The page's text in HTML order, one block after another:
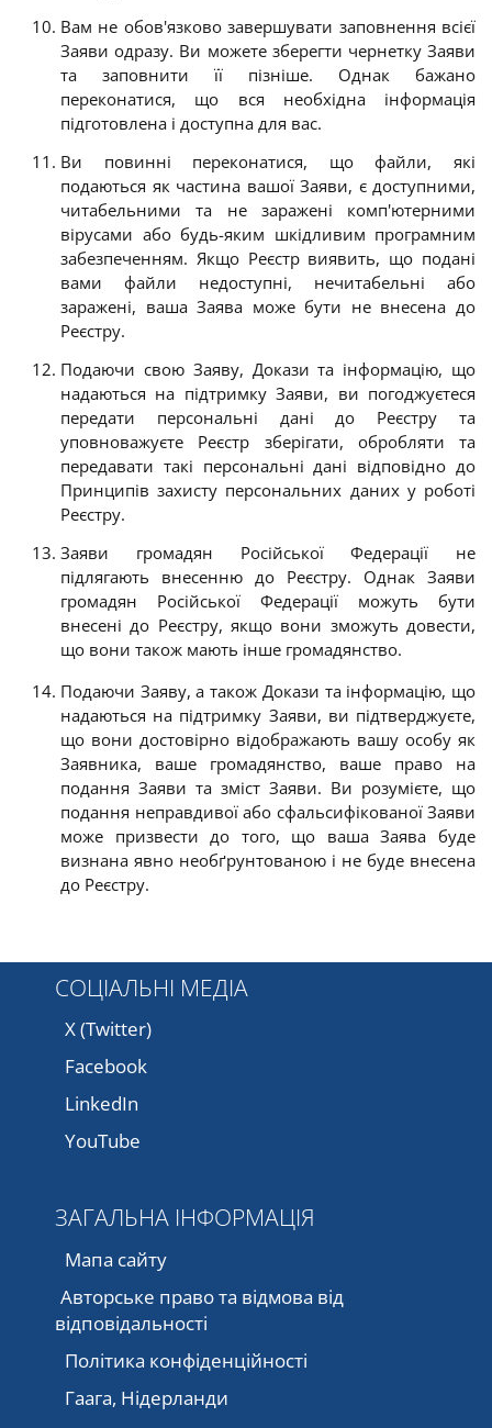
Вам не обов'язково завершувати заповнення всієї
Заяви одразу. Ви можете зберегти чернетку Заяви
та заповнити її пізніше. Однак бажано
переконатися, що вся необхідна інформація
підготовлена і доступна для вас.
Ви повинні переконатися, що файли, які
подаються як частина вашої Заяви, є доступними,
читабельними та не заражені комп'ютерними
вірусами або будь-яким шкідливим програмним
забезпеченням. Якщо Реєстр виявить, що подані
вами файли недоступні, нечитабельні або
заражені, ваша Заява може бути не внесена до
Реєстру.
Подаючи свою Заяву, Докази та інформацію, що
надаються на підтримку Заяви, ви погоджуєтеся
передати персональні дані до Реєстру та
уповноважуєте Реєстр зберігати, обробляти та
передавати такі персональні дані відповідно до
Принципів захисту персональних даних у роботі
Реєстру.
Заяви громадян Російської Федерації не
підлягають внесенню до Реєстру. Однак Заяви
громадян Російської Федерації можуть бути
внесені до Реєстру, якщо вони зможуть довести,
що вони також мають інше громадянство.
Подаючи Заяву, а також Докази та інформацію, що
надаються на підтримку Заяви, ви підтверджуєте,
що вони достовірно відображають вашу особу як
Заявника, ваше громадянство, ваше право на
подання Заяви та зміст Заяви. Ви розумієте, що
подання неправдивої або сфальсифікованої Заяви
може призвести до того, що ваша Заява буде
визнана явно необґрунтованою і не буде внесена
до Реєстру.
СОЦІАЛЬНІ МЕДІА
X (Twitter)
Facebook
LinkedIn
YouTube
ЗАГАЛЬНА ІНФОРМАЦІЯ
Мапа сайту
Авторське право та відмова від
відповідальності
Політика конфіденційності
Гаага, Нідерланди